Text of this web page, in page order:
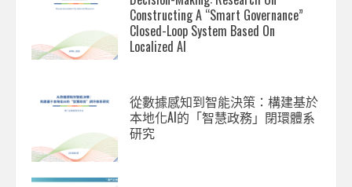
Constructing A “Smart Governance”
Closed-Loop System Based On
Localized AI
從數據感知到智能決策：構建基於
本地化AI的「智慧政務」閉環體系
研究